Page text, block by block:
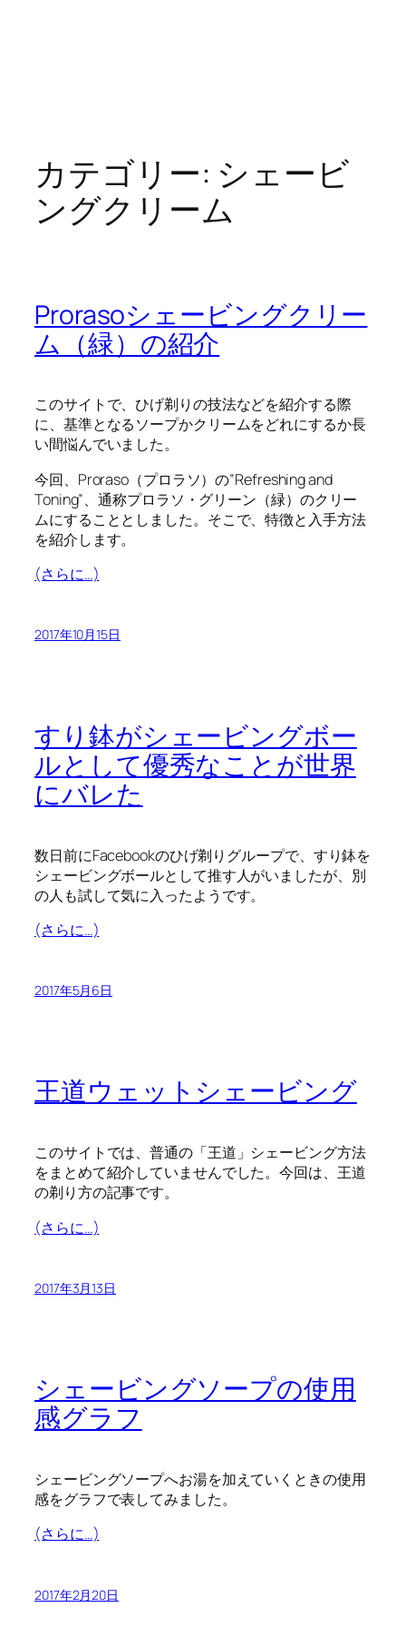
カテゴリー: シェービ
ングクリーム
Prorasoシェービングクリー
ム（緑）の紹介
このサイトで、ひげ剃りの技法などを紹介する際
に、基準となるソープかクリームをどれにするか長
い間悩んでいました。
今回、Proraso（プロラソ）の”Refreshing and
Toning”、通称プロラソ・グリーン（緑）のクリー
ムにすることとしました。そこで、特徴と入手方法
を紹介します。
(さらに…)
2017年10月15日
すり鉢がシェービングボー
ルとして優秀なことが世界
にバレた
数日前にFacebookのひげ剃りグループで、すり鉢を
シェービングボールとして推す人がいましたが、別
の人も試して気に入ったようです。
(さらに…)
2017年5月6日
王道ウェットシェービング
このサイトでは、普通の「王道」シェービング方法
をまとめて紹介していませんでした。今回は、王道
の剃り方の記事です。
(さらに…)
2017年3月13日
シェービングソープの使用
感グラフ
シェービングソープへお湯を加えていくときの使用
感をグラフで表してみました。
(さらに…)
2017年2月20日